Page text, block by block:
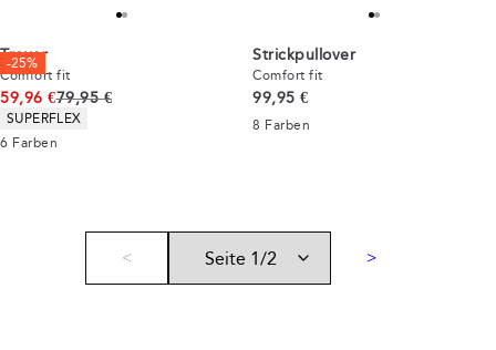
-25%
Troyer
Comfort fit
59,96 €Ursprünglicher Preis
79,95 €
Produkteigenschaften
SUPERFLEX
6 Farben
Strickpullover
Comfort fit
Preis
99,95 €
8 Farben